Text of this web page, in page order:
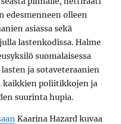
edesmenneen olleen
asiassa sekä
lastenkodissa. Halme
suomalaisessa
ja sotaveteraanien
kaikkien poliitikkojen ja
suurinta hupia.
Kaarina Hazard kuvaa